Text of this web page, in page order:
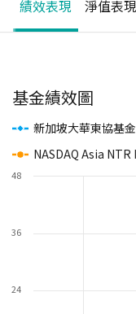
績效表現 淨值表現
基金績效圖
新加坡大華東協基金
NASDAQ Asia NTR
24
36
48